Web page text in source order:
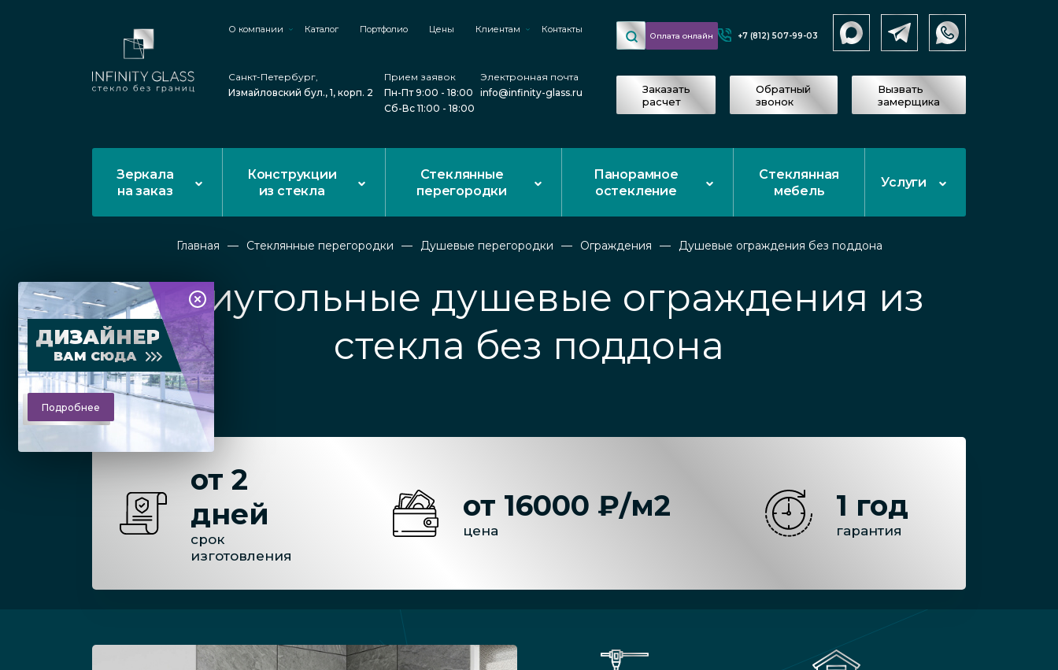
О компании Каталог Портфолио Цены Клиентам Контакты
Санкт-Петербург,
Измайловский бул., 1, корп. 2
Прием заявок
Пн-Пт 9:00 - 18:00
Сб-Вс 11:00 - 18:00
Электронная почта
info@infinity-glass.ru
Оплата онлайн +7 (812) 507-99-03
Заказать
расчет
Обратный
звонок
Вызвать
замерщика
Зеркала
на заказ
Конструкции
из стекла
Стеклянные
перегородки
Панорамное
остекление
Стеклянная
мебель
Услуги
Главная Стеклянные перегородки Душевые перегородки Ограждения Душевые ограждения без поддона
Пятиугольные душевые ограждения из
стекла без поддона
ДИЗАЙНЕР
ВАМ СЮДА
Подробнее
от 2
дней
срок
изготовления
от 16000 ₽/м2
цена
1 год
гарантия